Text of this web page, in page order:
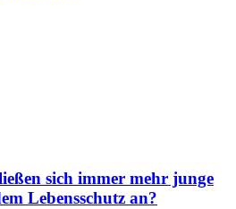
sich immer mehr junge
Lebensschutz an?